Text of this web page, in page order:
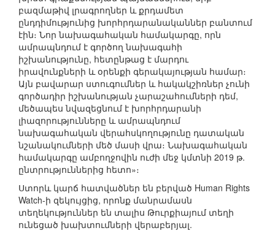
բազմաթիվ լրագրողներ և քրդամետ
ընդդիմությունից խորհրդարանականներ բանտում
էին։ Նոր նախագահական համակարգը, որն
ամրապնդում է գործող նախագահի
իշխանությունը, հետընթաց է մարդու
իրավունքների և օրենքի գերակայության համար։
Այն բավարար ստուգումներ և հակակշիռներ չունի
գործադիր իշխանության չարաշահումների դեմ,
մեծապես նվազեցնում է խորհրդարանի
լիազորությունները և ամրապնդում
նախագահական վերահսկողությունը դատական
նշանակումների մեծ մասի վրա։ Նախագահական
համակարգը ամբողջովին ուժի մեջ կմտնի 2019 թ.
ընտրություններից հետո»։
Ստորև կարճ հատվածներ են բերված Human Rights
Watch-ի զեկույցից, որոնք մանրամասն
տեղեկություններ են տալիս Թուրքիայում տեղի
ունեցած խախտումների վերաբերյալ.